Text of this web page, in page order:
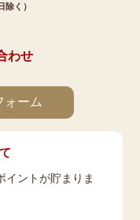
除く）
わせ
ォーム
イントが貯まりま